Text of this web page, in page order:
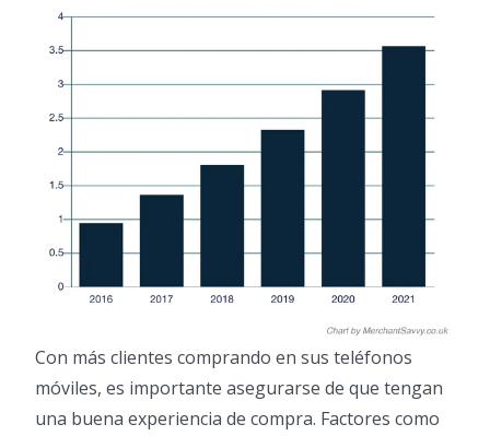
Con más clientes comprando en sus teléfonos
móviles, es importante asegurarse de que tengan
una buena experiencia de compra. Factores como